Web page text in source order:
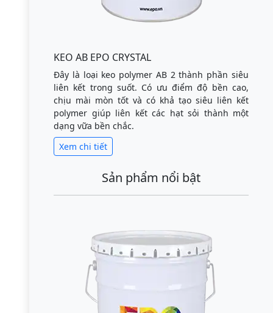
KEO AB EPO CRYSTAL
Đây là loại keo polymer AB 2 thành phần siêu
liên kết trong suốt. Có ưu điểm độ bền cao,
chịu mài mòn tốt và có khả tạo siêu liên kết
polymer giúp liên kết các hạt sỏi thành một
dạng vữa bền chắc.
Xem chi tiết
Sản phẩm nổi bật